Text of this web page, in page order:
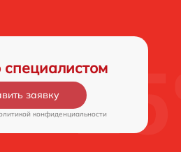
специалистом
заявку
конфиденциальности